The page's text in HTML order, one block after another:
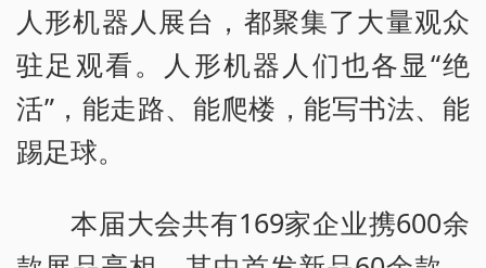
人形机器人展台，都聚集了大量观众
驻足观看。人形机器人们也各显“绝
活”，能走路、能爬楼，能写书法、能
踢足球。
本届大会共有169家企业携600余